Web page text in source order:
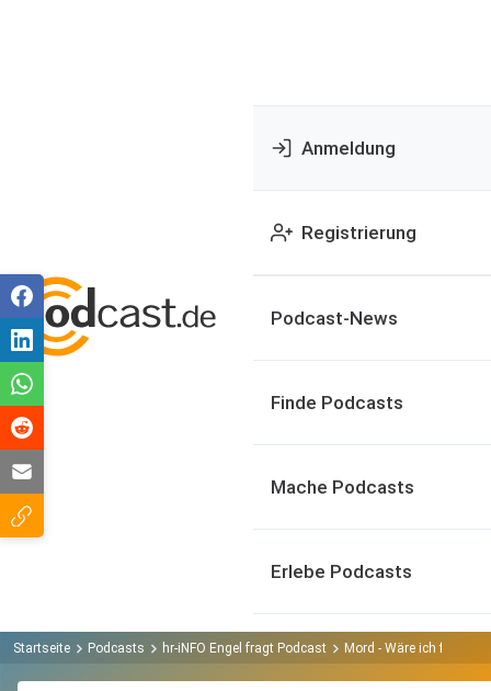
Anmeldung
Registrierung
Podcast-News
Finde Podcasts
Mache Podcasts
Erlebe Podcasts
Startseite Podcasts hr-iNFO Engel fragt Podcast Mord - Wäre ich fähig